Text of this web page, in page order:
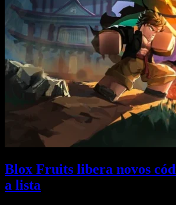
Blox Fruits libera novos
a lista